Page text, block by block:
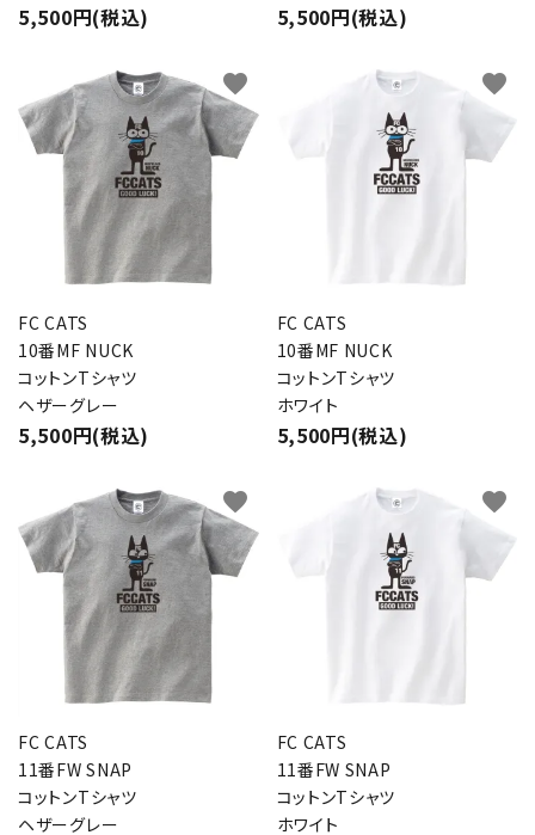
5,500円(税込) 5,500円(税込)
FC CATS
10番MF NUCK
コットンTシャツ
ヘザーグレー
5,500円(税込)
favorite
FC CATS
10番MF NUCK
コットンTシャツ
ホワイト
5,500円(税込)
favorite
FC CATS
11番FW SNAP
コットンTシャツ
ヘザーグレー
favorite
FC CATS
11番FW SNAP
コットンTシャツ
ホワイト
favorite